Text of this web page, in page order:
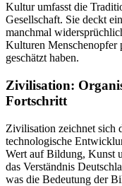
Kultur umfasst die
Gesellschaft. Sie deckt
manchmal
Kulturen Menschenopfer
geschätzt haben.
Zivilisation:
Fortschritt
Zivilisation zeichnet sich
technologische
Wert auf Bildung, Kunst
das Verständnis
was die Bedeutung der